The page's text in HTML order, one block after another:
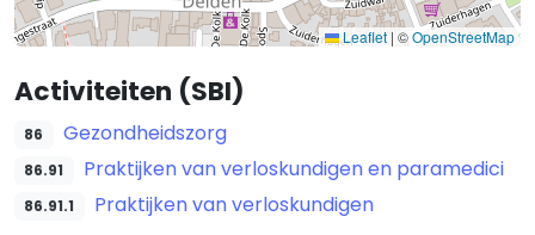
Leaflet | ©OpenStreetMap
Activiteiten (SBI)
86 Gezondheidszorg
86.91 Praktijken van verloskundigen en paramedici
86.91.1 Praktijken van verloskundigen